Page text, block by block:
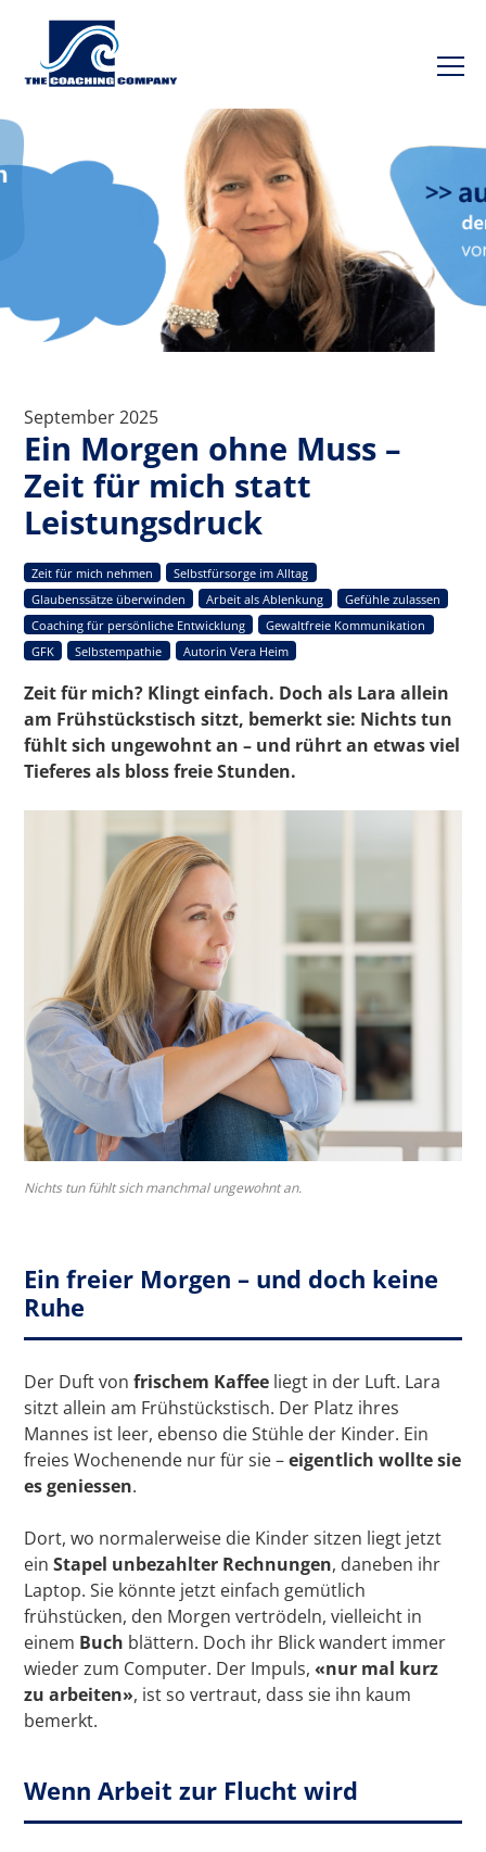
September 2025
Ein Morgen ohne Muss –
Zeit für mich statt
Leistungsdruck
Zeit für mich nehmen
Selbstfürsorge im Alltag
Glaubenssätze überwinden
Arbeit als Ablenkung
Gefühle zulassen
Coaching für persönliche Entwicklung
Gewaltfreie Kommunikation
GFK
Selbstempathie Autorin Vera Heim
Zeit für mich? Klingt einfach. Doch als Lara allein
am Frühstückstisch sitzt, bemerkt sie: Nichts tun
fühlt sich ungewohnt an – und rührt an etwas viel
Tieferes als bloss freie Stunden.
Nichts tun fühlt sich manchmal ungewohnt an.
Ein freier Morgen – und doch keine
Ruhe
Der Duft von frischem Kaffee liegt in der Luft. Lara
sitzt allein am Frühstückstisch. Der Platz ihres
Mannes ist leer, ebenso die Stühle der Kinder. Ein
freies Wochenende nur für sie –eigentlich wollte sie
es geniessen.
Dort, wo normalerweise die Kinder sitzen liegt jetzt
ein Stapel unbezahlter Rechnungen, daneben ihr
Laptop. Sie könnte jetzt einfach gemütlich
frühstücken, den Morgen vertrödeln, vielleicht in
einem Buch blättern. Doch ihr Blick wandert immer
wieder zum Computer. Der Impuls, «nur mal kurz
zu arbeiten», ist so vertraut, dass sie ihn kaum
bemerkt.
Wenn Arbeit zur Flucht wird